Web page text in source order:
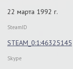
22 марта 1992 г.
SteamID
STEAM_0:1:46325145
Skype